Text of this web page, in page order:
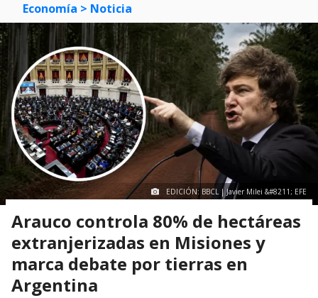
Economía > Noticia
EDICIÓN: BBCL | Javier Milei &#8211; EFE
Arauco controla 80% de hectáreas
extranjerizadas en Misiones y
marca debate por tierras en
Argentina